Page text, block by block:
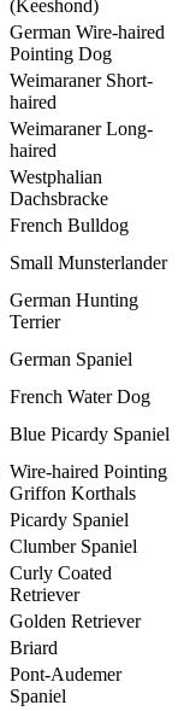
(Keeshond)
German Wire-haired
Pointing Dog
Weimaraner Short-
haired
Weimaraner Long-
haired
Westphalian
Dachsbracke
French Bulldog
Small Munsterlander
German Hunting
Terrier
German Spaniel
French Water Dog
Blue Picardy Spaniel
Wire-haired Pointing
Griffon Korthals
Picardy Spaniel
Clumber Spaniel
Curly Coated
Retriever
Golden Retriever
Briard
Pont-Audemer
Spaniel